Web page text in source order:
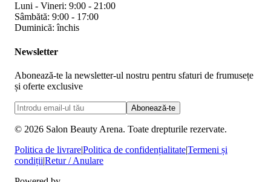
Luni - Vineri: 9:00 - 21:00
Sâmbătă: 9:00 - 17:00
Duminică: închis
Newsletter
Abonează-te la newsletter-ul nostru pentru sfaturi de frumusețe
și oferte exclusive
Abonează-te
© 2026 Salon Beauty Arena. Toate drepturile rezervate.
Politica de livrare|Politica de confidențialitate|Termeni și
condiții|Retur / Anulare